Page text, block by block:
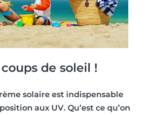
de soleil !
solaire est indispensable
aux UV. Qu’est ce qu’on